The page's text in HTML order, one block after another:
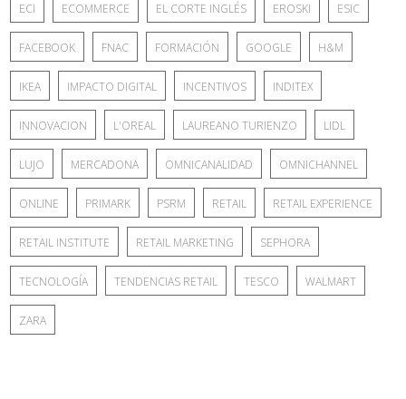
ECI ECOMMERCE EL CORTE INGLÉS EROSKI ESIC
FACEBOOK FNAC FORMACIÓN GOOGLE H&M
IKEA IMPACTO DIGITAL INCENTIVOS INDITEX
INNOVACION L'OREAL LAUREANO TURIENZO LIDL
LUJO MERCADONA OMNICANALIDAD OMNICHANNEL
ONLINE PRIMARK PSRM RETAIL RETAIL EXPERIENCE
RETAIL INSTITUTE RETAIL MARKETING SEPHORA
TECNOLOGÍA TENDENCIAS RETAIL TESCO WALMART
ZARA